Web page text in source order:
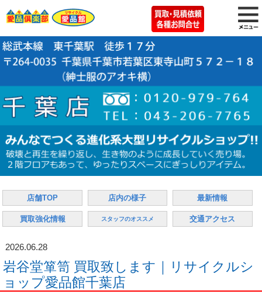
店舗TOP 店内の様子 最新情報
買取強化情報 スタッフのオススメ 交通アクセス
2026.06.28
岩谷堂箪笥 買取致します｜リサイクルシ
ョップ愛品館千葉店